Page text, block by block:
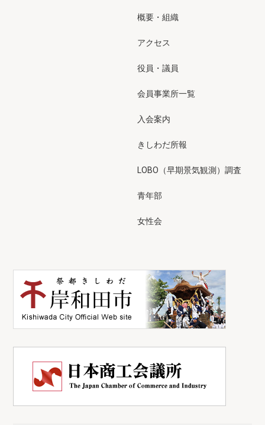
概要・組織
アクセス
役員・議員
会員事業所一覧
入会案内
きしわだ所報
LOBO（早期景気観測）調査
青年部
女性会